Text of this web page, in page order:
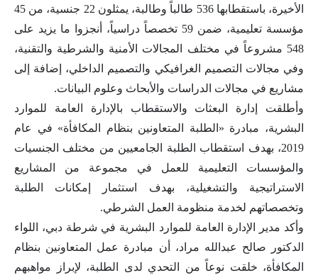
الأخيرة، باستقطابها 536 طالباً وطالبة، يمثلون 22 جنسية، من 45
مؤسسة تعليمية، ضمن 59 تخصصاً دراسياً، أنجزوا ما يزيد على
548 مشروعاً في مختلف المجالات الأمنية والشرطية والتقنية،
وفي مجالات التصميم الغرافيكي والتصميم الداخلي، إضافة إلى
مشاريع في مجالات الدراسات والأبحاث وعلوم البيانات.
وأطلقت إدارة البعثات والاستقطاب بالإدارة العامة للموارد
البشرية، مبادرة «الطلبة المتعاونين بنظام المكافأة» في عام
2019، بهدف استقطاب الطلبة الجامعيين من مختلف الجنسيات
والمؤسسات التعليمية للعمل في مجموعة من المشاريع
الاستراتيجية والتشغيلية، بهدف استثمار إمكانات الطلبة
وتخصصاتهم لخدمة منظومة العمل الشرطي.
وأكد مدير الإدارة العامة للموارد البشرية في شرطة دبي، اللواء
الدكتور صالح عبدالله مراد، أن مبادرة عمل المتعاونين بنظام
المكافأة، خلقت نوعاً من التحدي لدى الطلبة، لإبراز مواهبهم